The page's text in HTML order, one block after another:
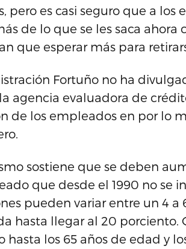
pero es casi seguro que a
de lo que se les saca ahora
que esperar más para
Fortuño no ha
agencia evaluadora de
de los empleados en por lo
sostiene que se deben
que desde el 1990 no se
pueden variar entre un 4
hasta llegar al 20
hasta los 65 años de edad y